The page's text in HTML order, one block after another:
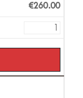
€260.00